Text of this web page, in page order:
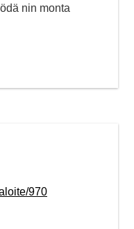
nin monta
970